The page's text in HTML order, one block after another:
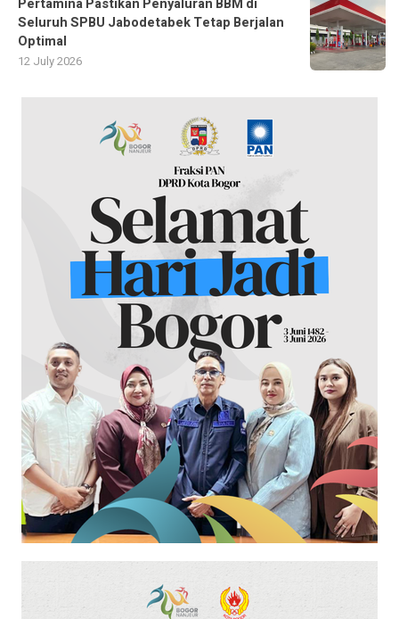
Pertamina Pastikan Penyaluran BBM di
Seluruh SPBU Jabodetabek Tetap Berjalan
Optimal
12 July 2026